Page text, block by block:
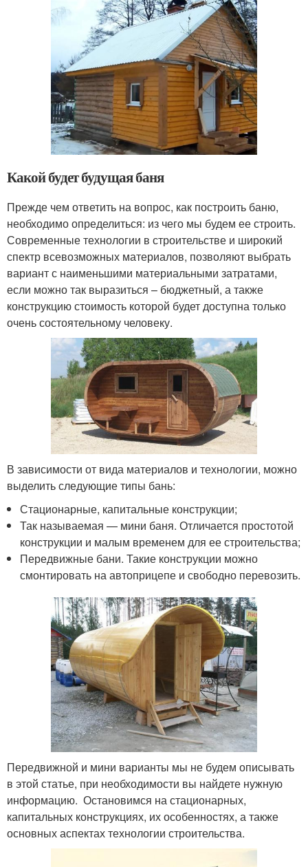
Какой будет будущая баня
Прежде чем ответить на вопрос, как построить баню,
необходимо определиться: из чего мы будем ее строить.
Современные технологии в строительстве и широкий
спектр всевозможных материалов, позволяют выбрать
вариант с наименьшими материальными затратами,
если можно так выразиться – бюджетный, а также
конструкцию стоимость которой будет доступна только
очень состоятельному человеку.
В зависимости от вида материалов и технологии, можно
выделить следующие типы бань:
Стационарные, капитальные конструкции;
Так называемая — мини баня. Отличается простотой
конструкции и малым временем для ее строительства;
Передвижные бани. Такие конструкции можно
смонтировать на автоприцепе и свободно перевозить.
Передвижной и мини варианты мы не будем описывать
в этой статье, при необходимости вы найдете нужную
информацию. Остановимся на стационарных,
капитальных конструкциях, их особенностях, а также
основных аспектах технологии строительства.